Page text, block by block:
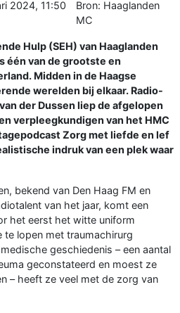
2024, 11:50
Bron: Haaglanden
MC
Hulp (SEH) van Haaglanden
één van de grootste en
Midden in de Haagse
werelden bij elkaar. Radio-
der Dussen liep de afgelopen
verpleegkundigen van het HMC
Zorg met liefde en lef
indruk van een plek waar
bekend van Den Haag FM en
van het jaar, komt een
het eerst het witte uniform
te lopen met traumachirurg
geschiedenis – een aantal
geconstateerd en moest ze
– heeft ze veel met de zorg van